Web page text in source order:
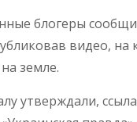
блогеры
видео,
земле.
утверждали,